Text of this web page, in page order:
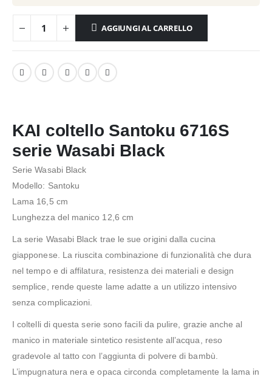
AGGIUNGI AL CARRELLO
KAI coltello Santoku 6716S
serie Wasabi Black
Serie Wasabi Black
Modello: Santoku
Lama 16,5 cm
Lunghezza del manico 12,6 cm
La serie Wasabi Black trae le sue origini dalla cucina
giapponese. La riuscita combinazione di funzionalità che dura
nel tempo e di affilatura, resistenza dei materiali e design
semplice, rende queste lame adatte a un utilizzo intensivo
senza complicazioni.
I coltelli di questa serie sono facili da pulire, grazie anche al
manico in materiale sintetico resistente all’acqua, reso
gradevole al tatto con l’aggiunta di polvere di bambù.
L’impugnatura nera e opaca circonda completamente la lama in